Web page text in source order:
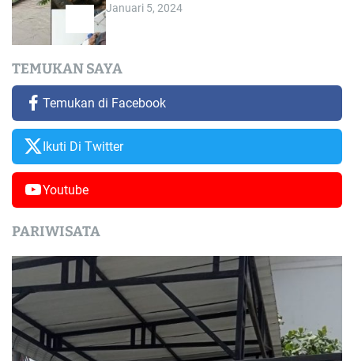
Januari 5, 2024
TEMUKAN SAYA
Temukan di Facebook
Ikuti Di Twitter
Youtube
PARIWISATA